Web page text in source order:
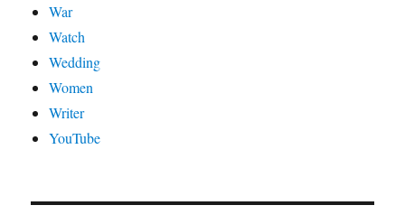
War
Watch
Wedding
Women
Writer
YouTube